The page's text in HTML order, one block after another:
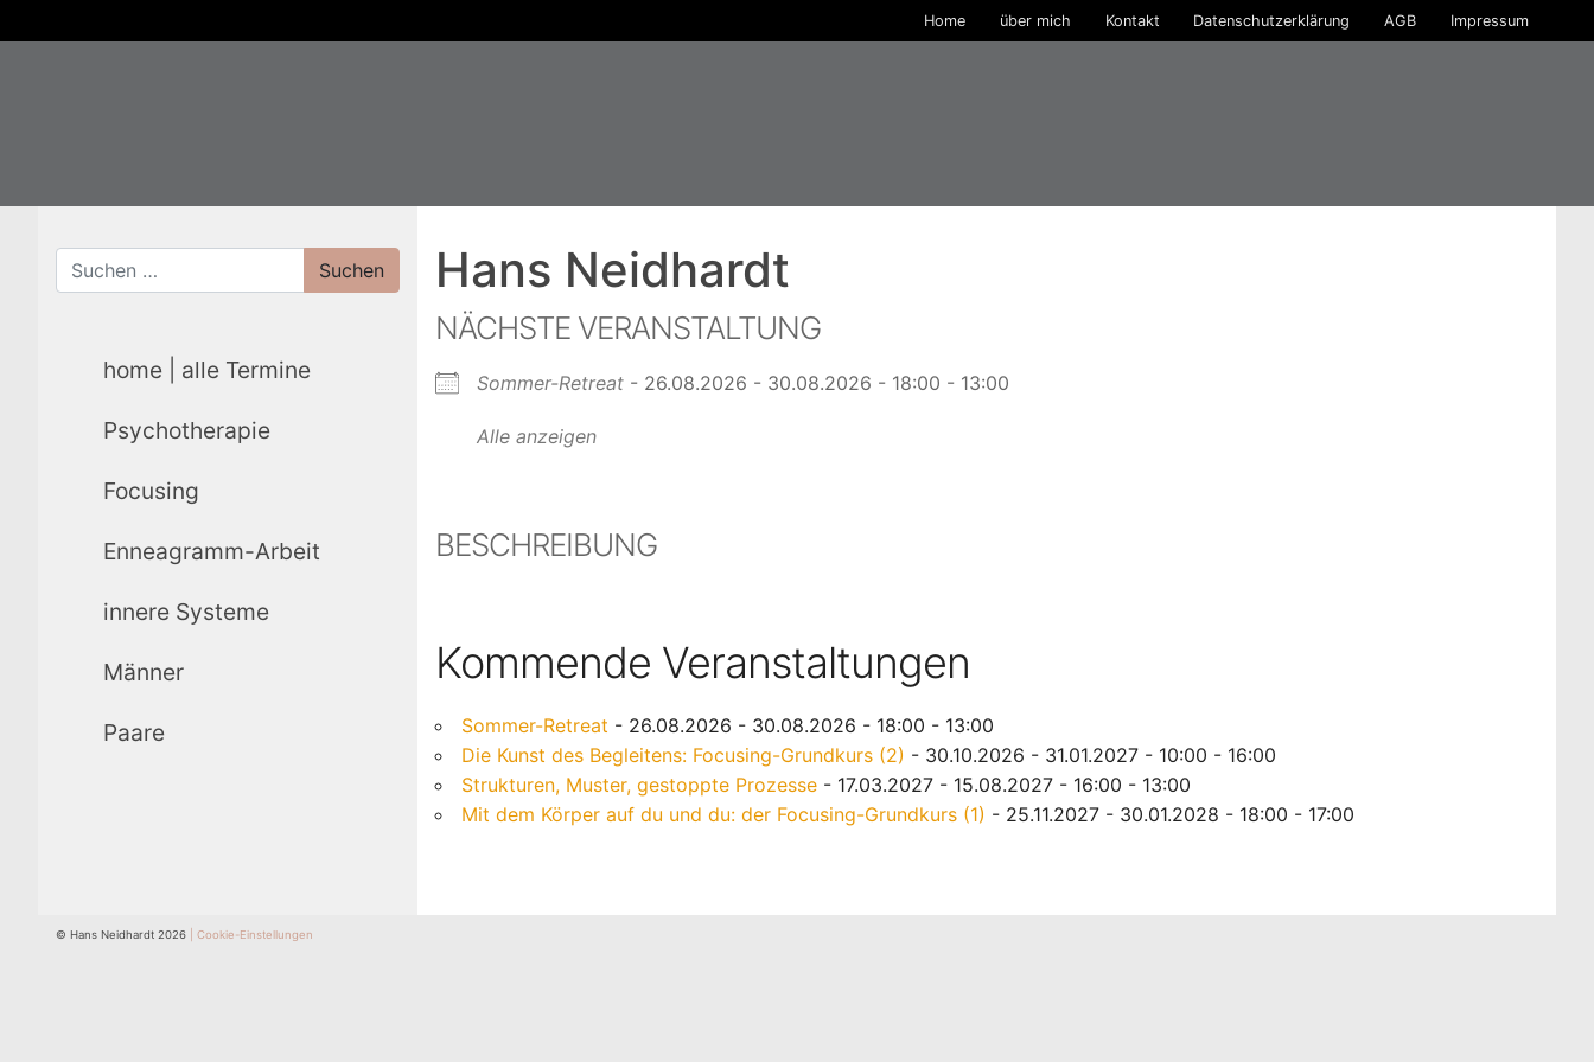
Home über mich Kontakt Datenschutzerklärung AGB Impressum
home | alle Termine
Psychotherapie
Focusing
Enneagramm-Arbeit
innere Systeme
Männer
Paare
Hans Neidhardt
NÄCHSTE VERANSTALTUNG
Sommer-Retreat - 26.08.2026 - 30.08.2026 - 18:00 - 13:00
Alle anzeigen
BESCHREIBUNG
Kommende Veranstaltungen
Sommer-Retreat - 26.08.2026 - 30.08.2026 - 18:00 - 13:00
Die Kunst des Begleitens: Focusing-Grundkurs (2) - 30.10.2026 - 31.01.2027 - 10:00 - 16:00
Strukturen, Muster, gestoppte Prozesse - 17.03.2027 - 15.08.2027 - 16:00 - 13:00
Mit dem Körper auf du und du: der Focusing-Grundkurs (1) - 25.11.2027 - 30.01.2028 - 18:00 - 17:00
© Hans Neidhardt 2026 | Cookie-Einstellungen